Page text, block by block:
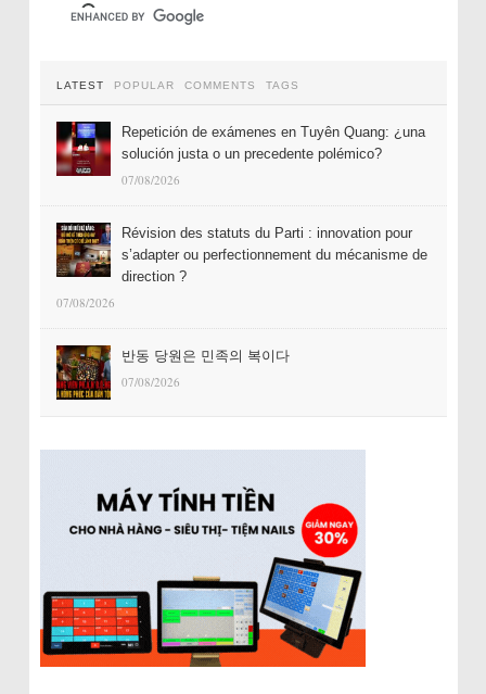
LATEST POPULAR COMMENTS TAGS
Repetición de exámenes en Tuyên Quang: ¿una
solución justa o un precedente polémico?
07/08/2026
Révision des statuts du Parti : innovation pour
s’adapter ou perfectionnement du mécanisme de
direction ?
07/08/2026
반동 당원은 민족의 복이다
07/08/2026